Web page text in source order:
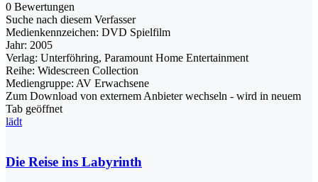
0 Bewertungen
Suche nach diesem Verfasser
Medienkennzeichen: DVD Spielfilm
Jahr: 2005
Verlag: Unterföhring, Paramount Home Entertainment
Reihe: Widescreen Collection
Mediengruppe: AV Erwachsene
Zum Download von externem Anbieter wechseln - wird in neuem
Tab geöffnet
lädt
Die Reise ins Labyrinth